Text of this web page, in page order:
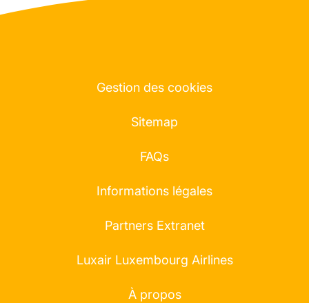
Gestion des cookies
Sitemap
FAQs
Informations légales
Partners Extranet
Luxair Luxembourg Airlines
À propos